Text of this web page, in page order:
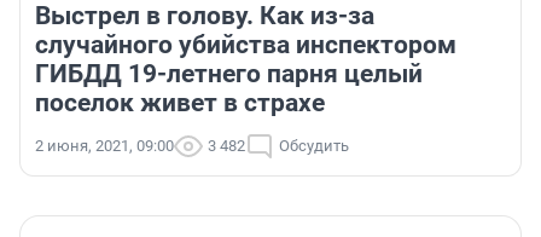
Выстрел в голову. Как из-за
случайного убийства инспектором
ГИБДД 19-летнего парня целый
поселок живет в страхе
2 июня, 2021, 09:00 3 482 Обсудить